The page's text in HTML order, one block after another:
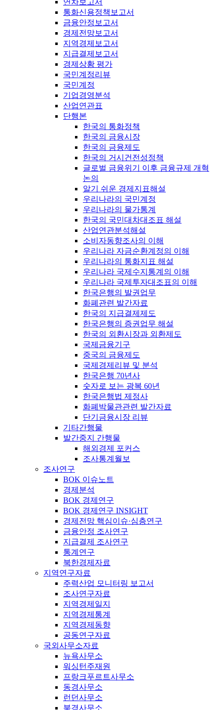
연차보고서
통화신용정책보고서
금융안정보고서
경제전망보고서
지역경제보고서
지급결제보고서
경제상황 평가
국민계정리뷰
국민계정
기업경영분석
산업연관표
단행본
한국의 통화정책
한국의 금융시장
한국의 금융제도
한국의 거시건전성정책
글로벌 금융위기 이후 금융규제 개혁
논의
알기 쉬운 경제지표해설
우리나라의 국민계정
우리나라의 물가통계
한국의 국민대차대조표 해설
산업연관분석해설
소비자동향조사의 이해
우리나라 자금순환계정의 이해
우리나라의 통화지표 해설
우리나라 국제수지통계의 이해
우리나라 국제투자대조표의 이해
한국은행의 발권업무
화폐관련 발간자료
한국의 지급결제제도
한국은행의 증권업무 해설
한국의 외환시장과 외환제도
국제금융기구
중국의 금융제도
국제경제리뷰 및 분석
한국은행 70년사
숫자로 보는 광복 60년
한국은행법 제정사
화폐박물관관련 발간자료
단기금융시장 리뷰
기타간행물
발간중지 간행물
해외경제 포커스
조사통계월보
조사연구
BOK 이슈노트
경제분석
BOK 경제연구
BOK 경제연구 INSIGHT
경제전망 핵심이슈·심층연구
금융안정 조사연구
지급결제 조사연구
통계연구
북한경제자료
지역연구자료
주력산업 모니터링 보고서
조사연구자료
지역경제일지
지역경제통계
지역경제동향
공동연구자료
국외사무소자료
뉴욕사무소
워싱턴주재원
프랑크푸르트사무소
동경사무소
런던사무소
북경사무소